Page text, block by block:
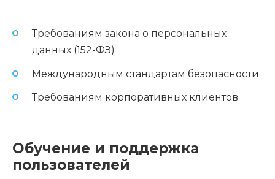
Требованиям закона о персональных
данных (152-ФЗ)
Международным стандартам безопасности
Требованиям корпоративных клиентов
Обучение и поддержка
пользователей